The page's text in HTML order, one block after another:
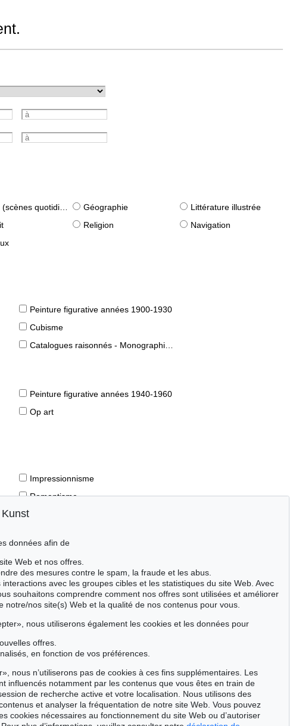
quotidiennes) Géographie
Littérature illustrée
Religion
Navigation
Peinture figurative années 1900-1930
Cubisme
Catalogues raisonnés - Monographies d'artistes
Peinture figurative années 1940-1960
Op art
Impressionnisme
Romantisme
Incunables et livres du XVIe siècle
Manuscrits anciens
Événements clés des sciences naturelles
Chercher
données afin de
Web et nos offres.
des mesures contre le spam, la fraude et les abus.
avec les groupes cibles et les statistiques du site Web. Avec
souhaitons comprendre comment nos offres sont utilisées et améliorer
notre/nos site(s) Web et la qualité de nos contenus pour vous.
nous utiliserons également les cookies et les données pour
offres.
en fonction de vos préférences.
nous n’utiliserons pas de cookies à ces fins supplémentaires. Les
influencés notamment par les contenus que vous êtes en train de
de recherche active et votre localisation. Nous utilisons des
et analyser la fréquentation de notre site Web. Vous pouvez
cookies nécessaires au fonctionnement du site Web ou d’autoriser